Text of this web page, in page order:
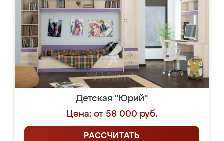
Детская "Юрий"
Цена: от 58 000 руб.
РАССЧИТАТЬ